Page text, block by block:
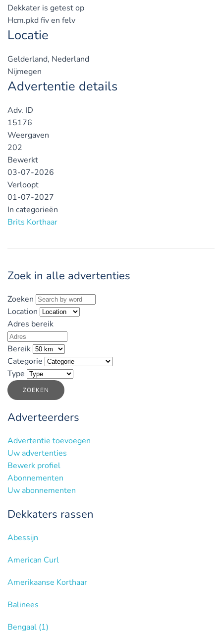
Dekkater is getest op
Hcm.pkd fiv en felv
Locatie
Gelderland, Nederland
Nijmegen
Advertentie details
Adv. ID
15176
Weergaven
202
Bewerkt
03-07-2026
Verloopt
01-07-2027
In categorieën
Brits Korthaar
Zoek in alle advertenties
Zoeken
Location
Adres bereik
Bereik
Categorie
Type
ZOEKEN
Adverteerders
Advertentie toevoegen
Uw advertenties
Bewerk profiel
Abonnementen
Uw abonnementen
Dekkaters rassen
Abessijn
American Curl
Amerikaanse Korthaar
Balinees
Bengaal (1)